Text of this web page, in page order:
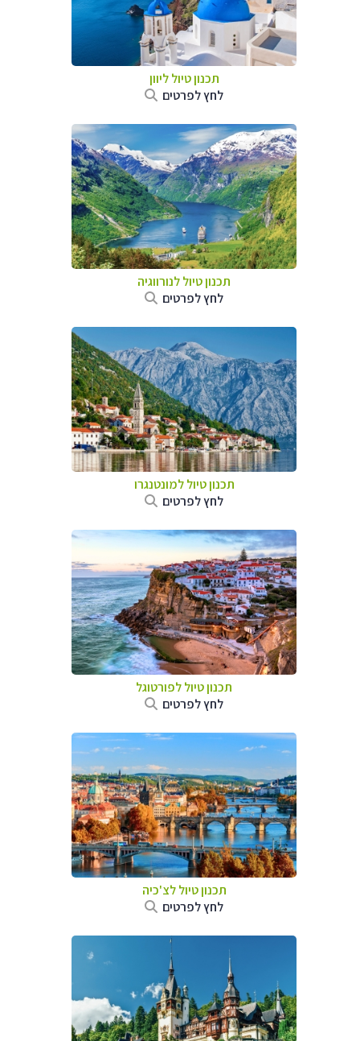
תכנון טיול ליוון
לחץ לפרטים
תכנון טיול לנורווגיה
לחץ לפרטים
תכנון טיול למונטנגרו
לחץ לפרטים
תכנון טיול לפורטוגל
לחץ לפרטים
תכנון טיול לצ'כיה
לחץ לפרטים